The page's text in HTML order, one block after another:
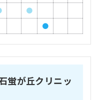
●
●
が丘クリニッ